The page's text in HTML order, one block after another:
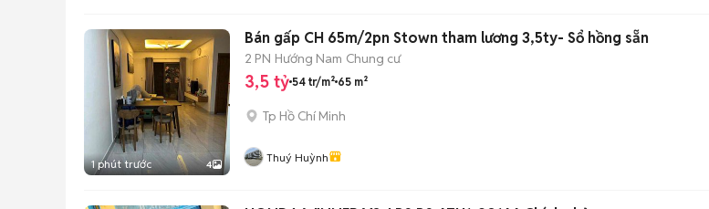
1 phút trước 4
Bán gấp CH 65m/2pn Stown tham lương 3,5ty- Sổ hồng sẵn
2 PN Hướng Nam Chung cư
3,5 tỷ 54 tr/m² 65 m²
Tp Hồ Chí Minh
Thuý Huỳnh